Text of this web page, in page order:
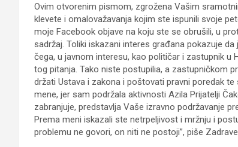
Ovim otvorenim pismom, zgrožena Vašim
klevete i omalovažavanja kojim ste ispunili svoje
moje Facebook objave na koju ste se obrušili, u
sadržaj. Toliki iskazani interes građana pokazuje
čega, u javnom interesu, kao političar i zastupnik
tog pitanja. Tako niste postupilia, a zastupničkom
držati Ustava i zakona i poštovati pravni poredak
mene, jer sam podržala aktivnosti Azila Prijatelji
zabranjuje, predstavlja Vaše izravno podržavanje
Prema meni iskazali ste netrpeljivost i mržnju i
problemu ne govori, on niti ne postoji”, piše